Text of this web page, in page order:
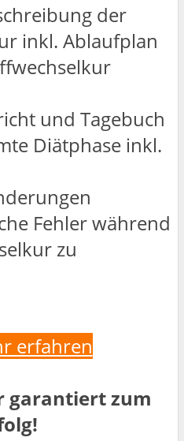
der
inkl. Ablaufplan
und Tagebuch
Diätphase inkl.
Fehler während
zu
erfahren
garantiert zum